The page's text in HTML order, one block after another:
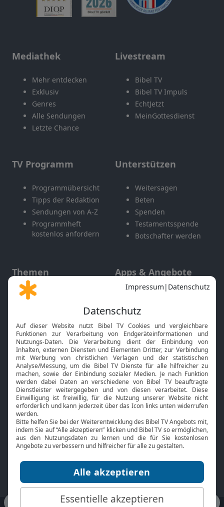
Mediathek
Mehr entdecken
Exklusiv
Genres
Alle Sendungen
Letzte Chance
Livestream
Bibel TV
Bibel TV Impuls
EchtJetzt
MeinGottesdienst
TV Programm
Programmübersicht
Tipps der Redaktion
Sendungen von A-Z
Programmheft
kostenlos anfordern
Unterstützen
Weitersagen
Beten
Spenden
Testamentsspende
Botschafter werden
Themen
Gott und Bibel erklärt
Neuigkeiten
Apps & Angebote
Mobile App
Smart TV
HbbTV
Bibelthek Online-Bibel
Nächster Gottesdienst
Bibel TV
Über uns
Jobs
Mediadaten
Service
Kontakt
TV-Empfang